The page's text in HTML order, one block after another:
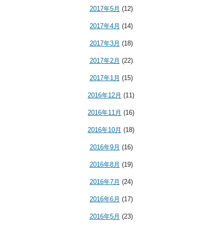
2017年5月 (12)
2017年4月 (14)
2017年3月 (18)
2017年2月 (22)
2017年1月 (15)
2016年12月 (11)
2016年11月 (16)
2016年10月 (18)
2016年9月 (16)
2016年8月 (19)
2016年7月 (24)
2016年6月 (17)
2016年5月 (23)